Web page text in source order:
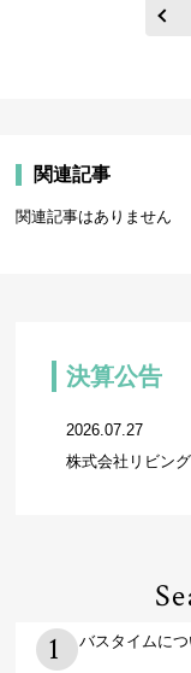
関連記事
関連記事はありません
決算公告
2026.07.27
株式会社リビン
バスタイムに